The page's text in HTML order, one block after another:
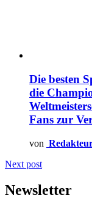
Die besten
die
Fans zur
von
Next post
Newsletter